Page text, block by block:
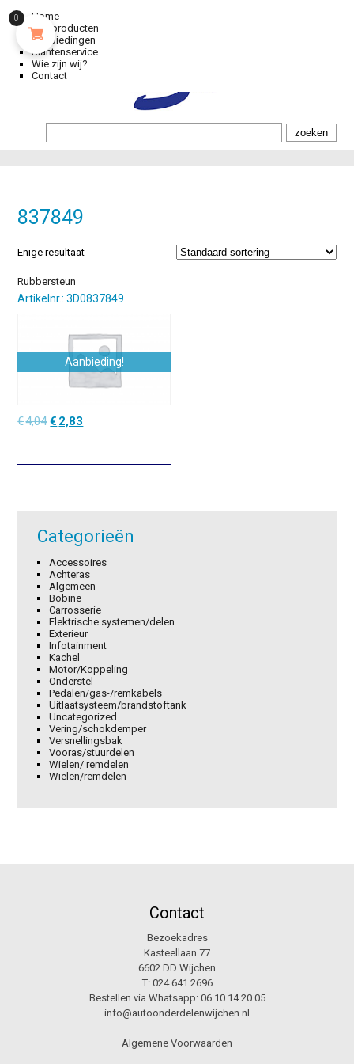
Home
Alle producten
Aanbiedingen
Klantenservice
Wie zijn wij?
Contact
837849
Enige resultaat
Rubbersteun
Artikelnr.: 3D0837849
Aanbieding!
€4,04Oorspronkelijke
€4,04.
€ 2,83
€2,83.
Categorieën
Accessoires
Achteras
Algemeen
Bobine
Carrosserie
Elektrische systemen/delen
Exterieur
Infotainment
Kachel
Motor/Koppeling
Onderstel
Pedalen/gas-/remkabels
Uitlaatsysteem/brandstoftank
Uncategorized
Vering/schokdemper
Versnellingsbak
Vooras/stuurdelen
Wielen/ remdelen
Wielen/remdelen
Contact
Bezoekadres
Kasteellaan 77
6602 DD Wijchen
T: 024 641 2696
Bestellen via Whatsapp: 06 10 14 20 05
info@autoonderdelenwijchen.nl
Algemene Voorwaarden
0